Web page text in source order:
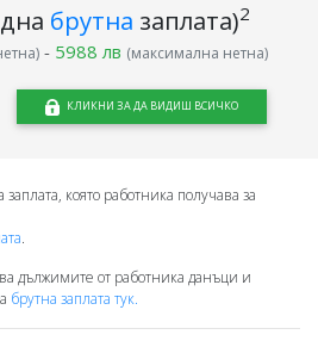
брутна заплата)2
- 5988 лв (максимална нетна)
КЛИКНИ ЗА ДА ВИДИШ ВСИЧКО
която работника получава за
.
дължимите от работника данъци и
брутна заплата тук.